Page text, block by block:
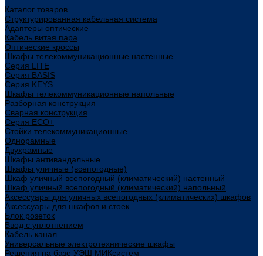
Каталог товаров
Структурированная кабельная система
Адаптеры оптические
Кабель витая пара
Оптические кроссы
Шкафы телекоммуникационные настенные
Cерия LITE
Cерия BASIS
Cерия KEYS
Шкафы телекоммуникационные напольные
Разборная конструкция
Сварная конструкция
Серия ECO+
Стойки телекоммуникационные
Однорамные
Двухрамные
Шкафы антивандальные
Шкафы уличные (всепогодные)
Шкаф уличный всепогодный (климатический) настенный
Шкаф уличный всепогодный (климатический) напольный
Аксессуары для уличных всепогодных (климатических) шкафов
Аксессуары для шкафов и стоек
Блок розеток
Ввод с уплотнением
Кабель канал
Универсальные электротехнические шкафы
Решения на базе УЭШ МИКсистем